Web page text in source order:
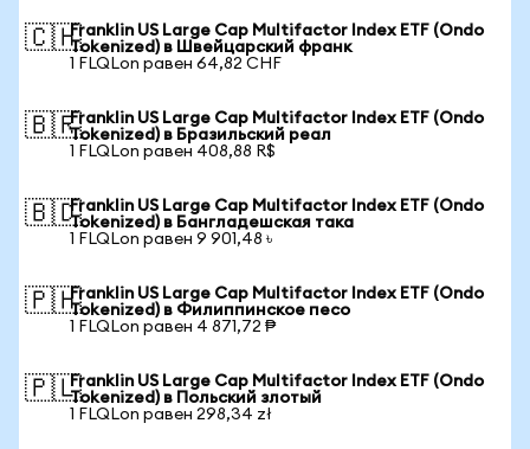
🇨🇭Franklin US Large Cap Multifactor Index ETF (Ondo
Tokenized) в Швейцарский франк
1 FLQLon равен 64,82 CHF
🇧🇷Franklin US Large Cap Multifactor Index ETF (Ondo
Tokenized) в Бразильский реал
1 FLQLon равен 408,88 R$
🇧🇩Franklin US Large Cap Multifactor Index ETF (Ondo
Tokenized) в Бангладешская така
1 FLQLon равен 9 901,48 ৳
🇵🇭Franklin US Large Cap Multifactor Index ETF (Ondo
Tokenized) в Филиппинское песо
1 FLQLon равен 4 871,72 ₱
🇵🇱Franklin US Large Cap Multifactor Index ETF (Ondo
Tokenized) в Польский злотый
1 FLQLon равен 298,34 zł